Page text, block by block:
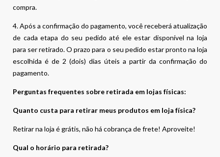
compra.
4. Após a confirmação do pagamento, você receberá atualização
de cada etapa do seu pedido até ele estar disponível na loja
para ser retirado. O prazo para o seu pedido estar pronto na loja
escolhida é de 2 (dois) dias úteis a partir da confirmação do
pagamento.
Perguntas frequentes sobre retirada em lojas físicas:
Quanto custa para retirar meus produtos em loja física?
Retirar na loja é grátis, não há cobrança de frete! Aproveite!
Qual o horário para retirada?